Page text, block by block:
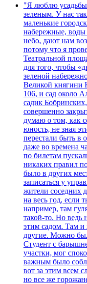
"Я люблю усадьбы
зеленым. У нас
маленькие
набережные, воды
небо, дают нам
потому что я
Театральной
для того, чтобы
зеленой
Великой княгини
106, и сад около
садик
совершенно
думаю о том, как
юность, не зная
перестали быть в
даже во времена
по билетам
никаких правил
было в других
записаться у
жители соседних
на весь год, если
например, там
такой-то. Но ведь
этим садом. Там и
другие. Можно
Студент с
участки, мог
важным было
вот за этим всем
но все же